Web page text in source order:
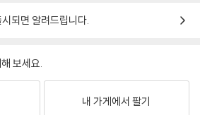
되면 알려드립니다.
보세요.
내 가게에서 팔기